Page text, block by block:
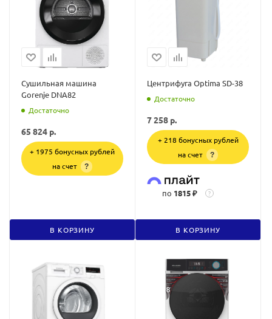
Сушильная машина
Gorenje DNA82
Достаточно
65 824 р.
+ 1975 бонусных рублей
на счет
?
В КОРЗИНУ
Центрифуга Optima SD-38
Достаточно
7 258 р.
+ 218 бонусных рублей
на счет
?
по 1815 ₽ ?
В КОРЗИНУ